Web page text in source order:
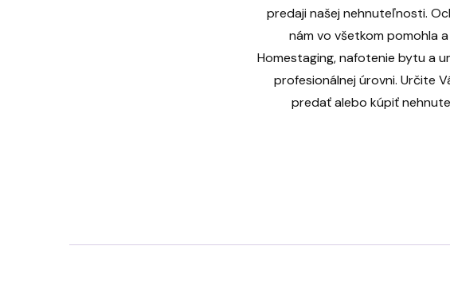
predaji našej nehnuteľnosti.
nám vo všetkom pomohla
Homestaging, nafotenie bytu a
profesionálnej úrovni. Určite
predať alebo kúpiť